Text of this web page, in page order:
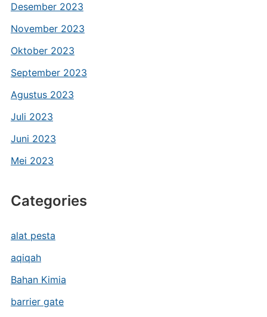
Desember 2023
November 2023
Oktober 2023
September 2023
Agustus 2023
Juli 2023
Juni 2023
Mei 2023
Categories
alat pesta
aqiqah
Bahan Kimia
barrier gate